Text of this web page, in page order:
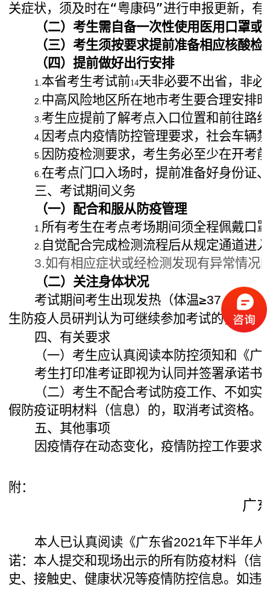
关症状，须及时在“粤康码”进行申报更新，
（二）考生需自备一次性使用医用 口罩或
（三） 考生须按要求提前准备相应核酸检
（四）提前做好出行安排
1. 本省考生考试前14天非必要不出省，非必
2. 中高风险地区所在地市考生要合理安排
3. 考生应提前了解考点入口位置和前往路
4. 因考点内疫情防控管理要求，社会车辆
5. 因防疫检测要求，考生务必至少在开考前
6. 在考点门口入场时，提前准备好身份证
三、考试期间义务
（一）配合和服从防疫管理
1. 所有考生在考点考场期间须全程佩戴口
2. 自觉配合完成检测流程后从规定通道进
3.如有相应症状或经检测发现有异常情况
（二）关注身体状况
考试期间考生出现发热（体温≥37.3℃）
生防疫人员研判认为可继续参加考试的，安
四、有关要求
（一）考生应认真阅读本防控须知和《
考生打印准考证即视为认同并签署承诺书
（二）考生不配合考试防疫工作、不如
假防疫证明材料（信息）的，取消考试资格。
五、其他事项
因疫情存在动态变化，疫情防控工作要
附：
广
本人已认真阅读《广东省2021年下半年人
诺：本人提交和现场出示的所有防疫材料（
史、接触史、健康状况等疫情防控信息。如